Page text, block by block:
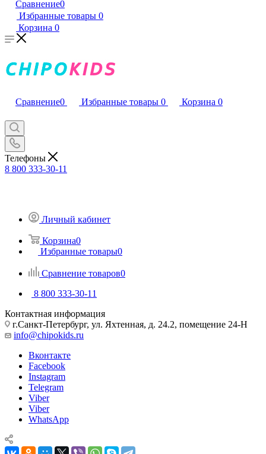
Сравнение0
Избранные товары 0
Корзина 0
Сравнение0 Избранные товары 0 Корзина 0
Телефоны
8 800 333-30-11
Личный кабинет
Корзина0
Избранные товары0
Сравнение товаров0
8 800 333-30-11
Контактная информация
г.Санкт-Петербург, ул. Яхтенная, д. 24.2, помещение 24-Н
info@chipokids.ru
Вконтакте
Facebook
Instagram
Telegram
Viber
Viber
WhatsApp